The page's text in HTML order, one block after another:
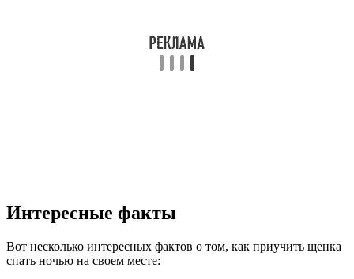
Интересные факты
Вот несколько интересных фактов о том, как приучить щенка
спать ночью на своем месте: